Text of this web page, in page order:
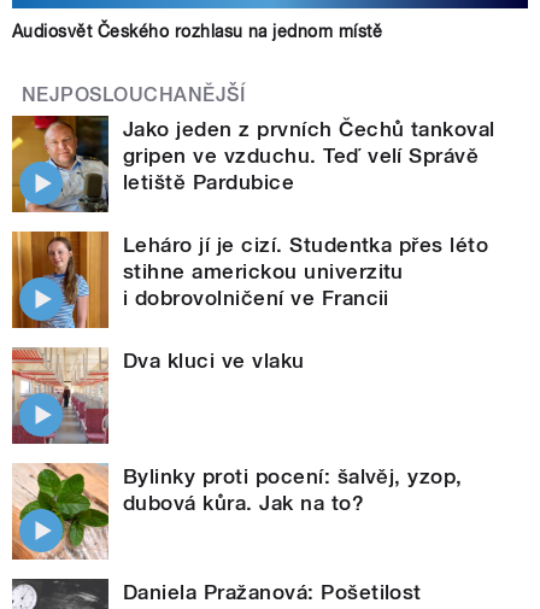
Audiosvět Českého rozhlasu na jednom místě
NEJPOSLOUCHANĚJŠÍ
Jako jeden z prvních Čechů tankoval
gripen ve vzduchu. Teď velí Správě
letiště Pardubice
Leháro jí je cizí. Studentka přes léto
stihne americkou univerzitu
i dobrovolničení ve Francii
Dva kluci ve vlaku
Bylinky proti pocení: šalvěj, yzop,
dubová kůra. Jak na to?
Daniela Pražanová: Pošetilost